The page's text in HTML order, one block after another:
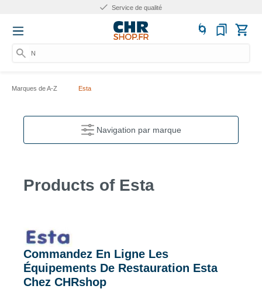
Service de qualité
Num
Marques de A-Z Esta
Navigation par marque
Products of Esta
Commandez En Ligne Les
Équipements De Restauration Esta
Chez CHRshop